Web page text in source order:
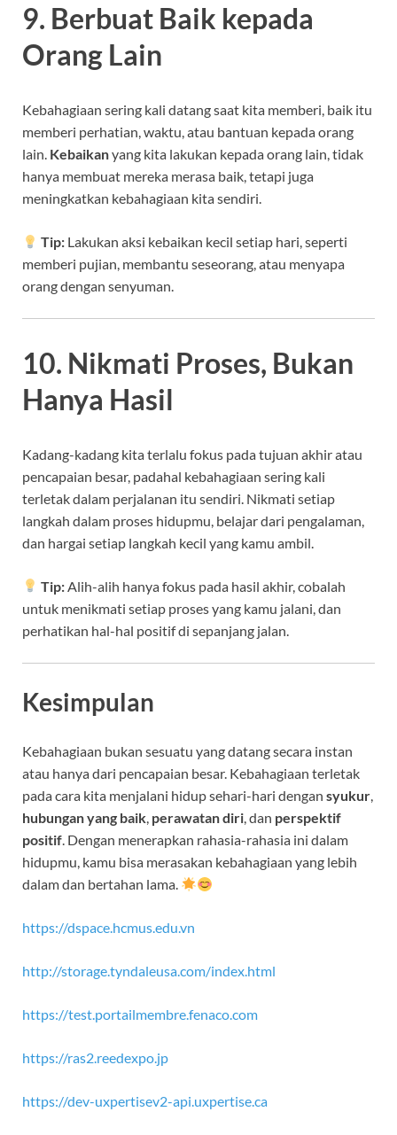
9. Berbuat Baik kepada
Orang Lain
Kebahagiaan sering kali datang saat kita memberi, baik itu
memberi perhatian, waktu, atau bantuan kepada orang
lain. Kebaikanyang kita lakukan kepada orang lain, tidak
hanya membuat mereka merasa baik, tetapi juga
meningkatkan kebahagiaan kita sendiri.
Tip: Lakukan aksi kebaikan kecil setiap hari, seperti
memberi pujian, membantu seseorang, atau menyapa
orang dengan senyuman.
10. Nikmati Proses, Bukan
Hanya Hasil
Kadang-kadang kita terlalu fokus pada tujuan akhir atau
pencapaian besar, padahal kebahagiaan sering kali
terletak dalam perjalanan itu sendiri. Nikmati setiap
langkah dalam proses hidupmu, belajar dari pengalaman,
dan hargai setiap langkah kecil yang kamu ambil.
Tip: Alih-alih hanya fokus pada hasil akhir, cobalah
untuk menikmati setiap proses yang kamu jalani, dan
perhatikan hal-hal positif di sepanjang jalan.
Kesimpulan
Kebahagiaan bukan sesuatu yang datang secara instan
atau hanya dari pencapaian besar. Kebahagiaan terletak
pada cara kita menjalani hidup sehari-hari dengan syukur,
hubungan yang baik, perawatan diri, dan perspektif
positif. Dengan menerapkan rahasia-rahasia ini dalam
hidupmu, kamu bisa merasakan kebahagiaan yang lebih
dalam dan bertahan lama.
https://dspace.hcmus.edu.vn
http://storage.tyndaleusa.com/index.html
https://test.portailmembre.fenaco.com
https://ras2.reedexpo.jp
https://dev-uxpertisev2-api.uxpertise.ca